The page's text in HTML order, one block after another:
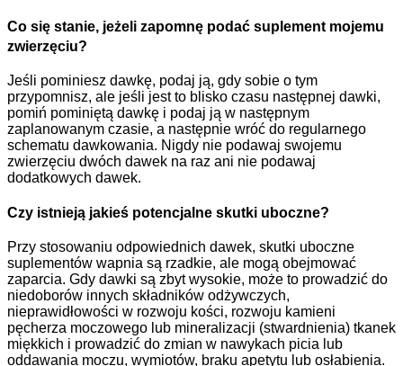
Co się stanie, jeżeli zapomnę podać suplement mojemu
zwierzęciu?
Jeśli pominiesz dawkę, podaj ją, gdy sobie o tym
przypomnisz, ale jeśli jest to blisko czasu następnej dawki,
pomiń pominiętą dawkę i podaj ją w następnym
zaplanowanym czasie, a następnie wróć do regularnego
schematu dawkowania. Nigdy nie podawaj swojemu
zwierzęciu dwóch dawek na raz ani nie podawaj
dodatkowych dawek.
Czy istnieją jakieś potencjalne skutki uboczne?
Przy stosowaniu odpowiednich dawek, skutki uboczne
suplementów wapnia są rzadkie, ale mogą obejmować
zaparcia. Gdy dawki są zbyt wysokie, może to prowadzić do
niedoborów innych składników odżywczych,
nieprawidłowości w rozwoju kości, rozwoju kamieni
pęcherza moczowego lub mineralizacji (stwardnienia) tkanek
miękkich i prowadzić do zmian w nawykach picia lub
oddawania moczu, wymiotów, braku apetytu lub osłabienia.